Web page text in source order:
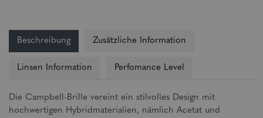
Beschreibung Zusätzliche Information
Linsen Information Perfomance Level
Die Campbell-Brille vereint ein stilvolles Design mit
hochwertigen Hybridmaterialien, nämlich Acetat und